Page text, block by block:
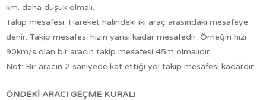
km. daha düşük olmalı.
Takip mesafesi: Hareket halindeki iki araç arasındaki mesafeye
denir. Takip mesafesi hızın yarısı kadar mesafedir. Örneğin hızı
90km/s olan bir aracın takip mesafesi 45m olmalıdır.
Not: Bir aracın 2 saniyede kat ettiği yol takip mesafesi kadardır.
ÖNDEKİ ARACI GEÇME KURALI